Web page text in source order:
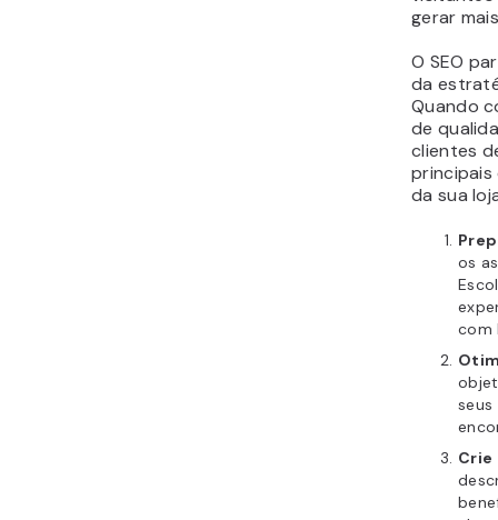
gerar
O SEO
da
Quando
de
clientes
principais
da sua
os
com
Crie